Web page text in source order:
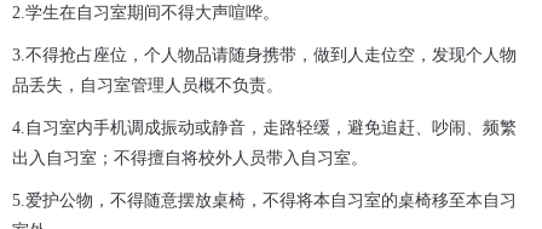
2.学生在自习室期间不得大声喧哗。
3.不得抢占座位，个人物品请随身携带，做到人走位空，发现个人物
品丢失，自习室管理人员概不负责。
4. 自习室内手机调成振动或静音，走路轻缓，避免追赶、吵闹、频繁
出入自习室；不得擅自将校外人员带入自习室。
5.爱护公物，不得随意摆放桌椅，不得将本自习室的桌椅移至本自习